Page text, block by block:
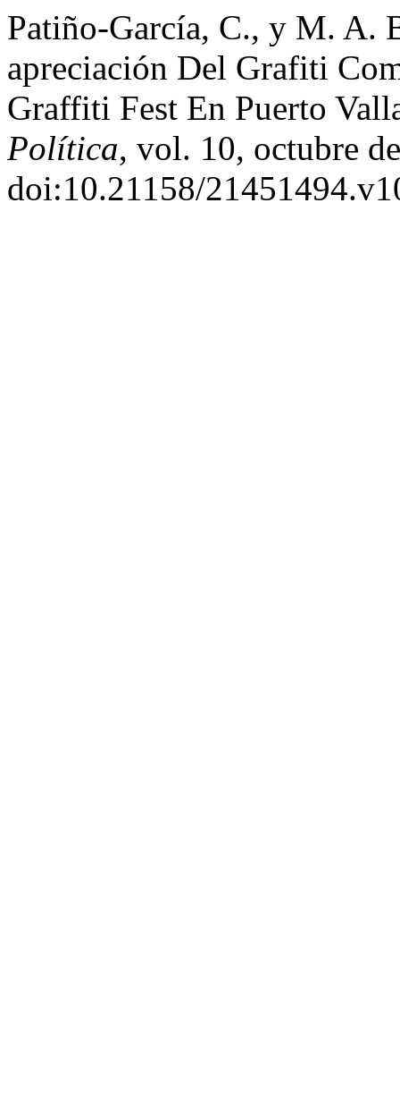
Patiño-García, C., y M. A.
apreciación Del Grafiti
Graffiti Fest En Puerto
Política, vol. 10, octubre
doi:10.21158/